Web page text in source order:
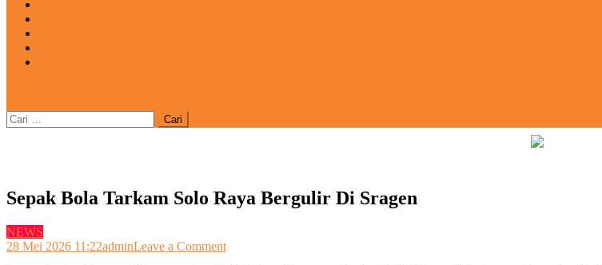
Cari
untuk:
Sepak Bola Tarkam Solo Raya Bergulir Di Sragen
NEWS
28 Mei 2026 11:22adminLeave a Commenton